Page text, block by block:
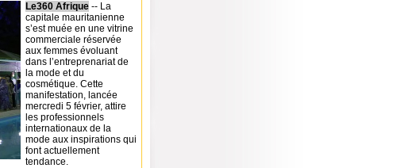
Le360 Afrique -- La
capitale mauritanienne
s’est muée en une vitrine
commerciale réservée
aux femmes évoluant
dans l’entreprenariat de
la mode et du
cosmétique. Cette
manifestation, lancée
mercredi 5 février, attire
les professionnels
internationaux de la
mode aux inspirations qui
font actuellement
tendance.